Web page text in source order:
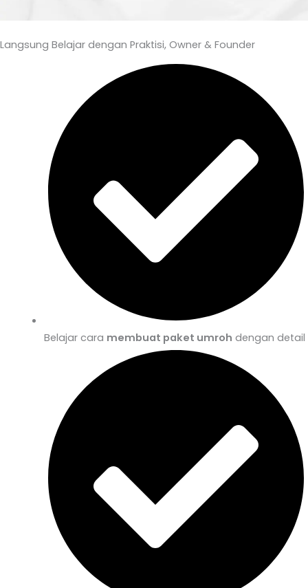
Langsung Belajar dengan Praktisi, Owner & Founder
Belajar cara membuat paket umroh dengan detail